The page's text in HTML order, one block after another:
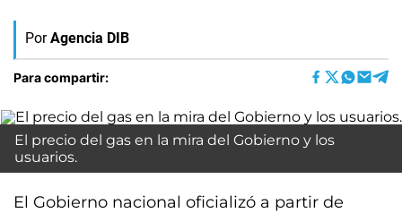
Por Agencia DIB
Para compartir:
El precio del gas en la mira del Gobierno y los
usuarios.
El Gobierno nacional oficializó a partir de